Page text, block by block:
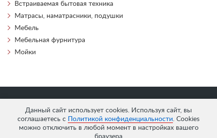
Данный сайт использует cookies. Используя сайт, вы
соглашаетесь с
Политикой конфиденциальности. Cookies
можно отключить в любой момент в настройках вашего
браузера
Встраиваемая бытовая техника
Матрасы, наматрасники, подушки
Мебель
Мебельная фурнитура
Мойки